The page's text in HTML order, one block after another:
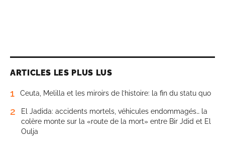
ARTICLES LES PLUS LUS
1 Ceuta, Melilla et les miroirs de l’histoire: la fin du statu quo
2
El Jadida: accidents mortels, véhicules endommagés… la
colère monte sur la «route de la mort» entre Bir Jdid et El
Oulja